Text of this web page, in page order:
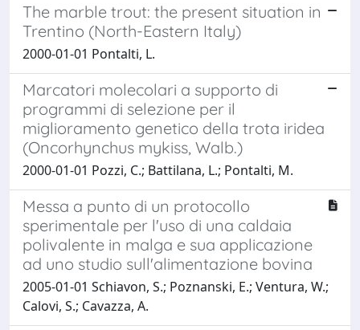
The marble trout: the present situation in
Trentino (North-Eastern Italy)
2000-01-01 Pontalti, L.
Marcatori molecolari a supporto di
programmi di selezione per il
miglioramento genetico della trota iridea
(Oncorhynchus mykiss, Walb.)
2000-01-01 Pozzi, C.; Battilana, L.; Pontalti, M.
Messa a punto di un protocollo
sperimentale per l'uso di una caldaia
polivalente in malga e sua applicazione
ad uno studio sull'alimentazione bovina
2005-01-01 Schiavon, S.; Poznanski, E.; Ventura, W.;
Calovi, S.; Cavazza, A.